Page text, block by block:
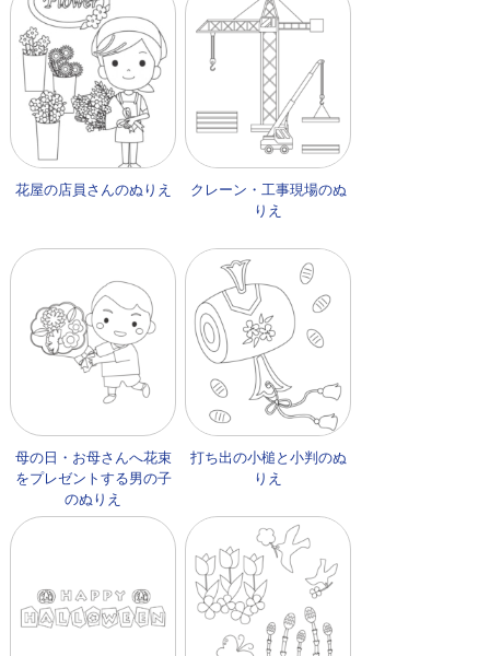
花屋の店員さんのぬりえ
クレーン・工事現場のぬ
りえ
母の日・お母さんへ花束
をプレゼントする男の子
のぬりえ
打ち出の小槌と小判のぬ
りえ